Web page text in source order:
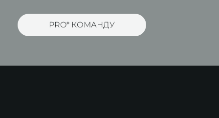
PRO* КОМАНДУ